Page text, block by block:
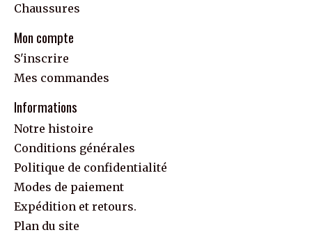
Chaussures
Mon compte
S'inscrire
Mes commandes
Informations
Notre histoire
Conditions générales
Politique de confidentialité
Modes de paiement
Expédition et retours.
Plan du site